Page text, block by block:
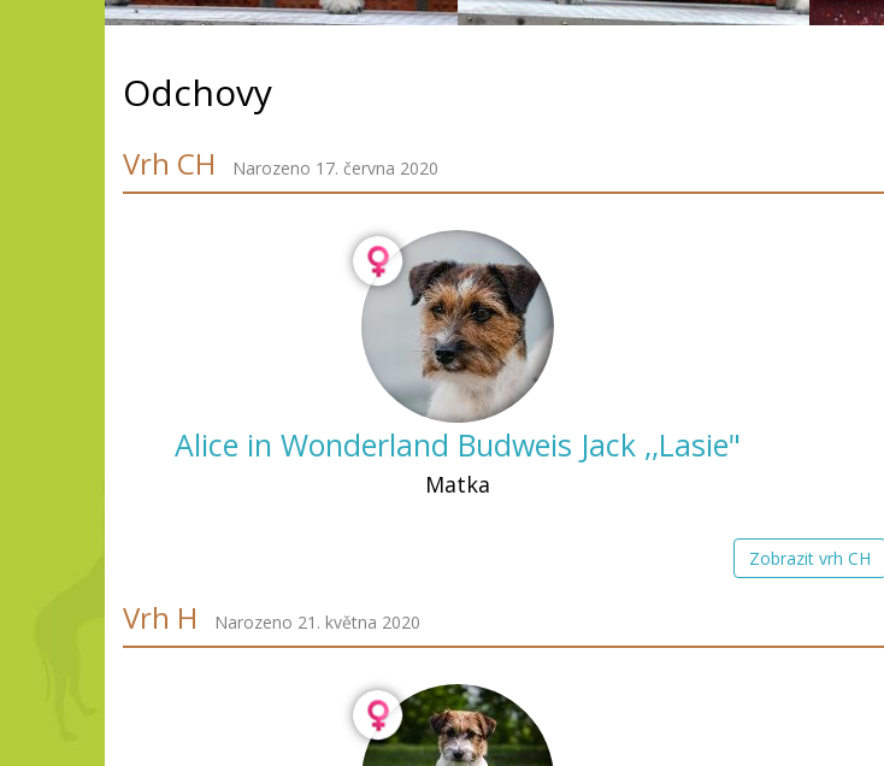
Odchovy
Vrh CH Narozeno 17. června 2020
Alice in Wonderland Budweis Jack ,,Lasie"
Matka
Zobrazit vrh CH
Vrh H Narozeno 21. května 2020